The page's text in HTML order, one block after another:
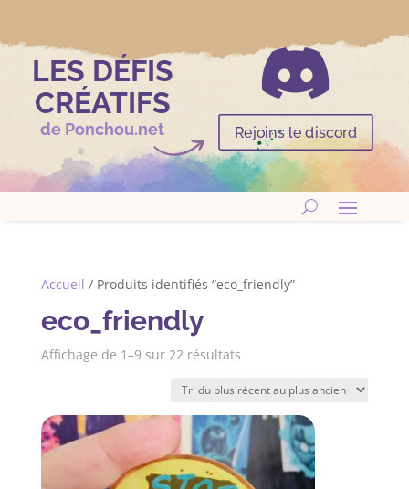
LES DÉFIS
CRÉATIFS
de Ponchou.net

Rejoins le discord
Accueil / Produits identifiés “eco_friendly”
eco_friendly
Affichage de 1–9 sur 22 résultatsTrié
plus
récent
au
plus
ancien